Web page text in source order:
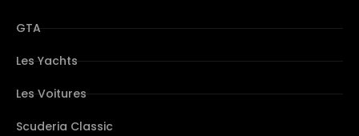
GTA
Les Yachts
Les Voitures
Scuderia Classic